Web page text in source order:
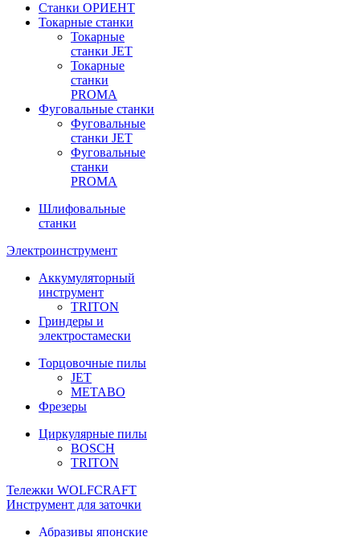
Станки ОРИЕНТ
Токарные станки
Toкарные
станки JET
Токарные
станки
PROMA
Фуговальные станки
Фуговальные
станки JET
Фуговальные
станки
PROMA
Шлифовальные
станки
Электроинструмент
Аккумуляторный
инструмент
TRITON
Гриндеры и
электростамески
Торцовочные пилы
JET
METABO
Фрезеры
Циркулярные пилы
BOSCH
TRITON
Тележки WOLFCRAFT
Инструмент для заточки
Абразивы японские